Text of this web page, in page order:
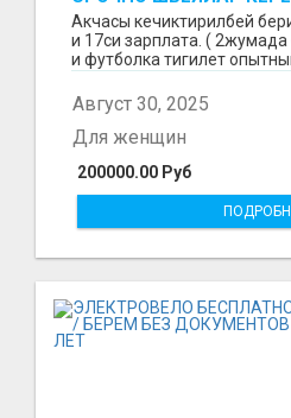
Акчасы кечиктирилбей
и 17си зарплата. (
и футболка тигилет
Август 30, 2025
200000.00 Руб
Для женщин